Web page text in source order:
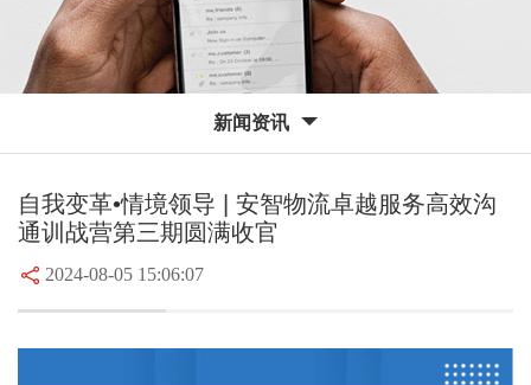
新闻资讯
自我变革•情境领导 | 安智物流卓越服务高效沟
通训战营第三期圆满收官
2024-08-05 15:06:07